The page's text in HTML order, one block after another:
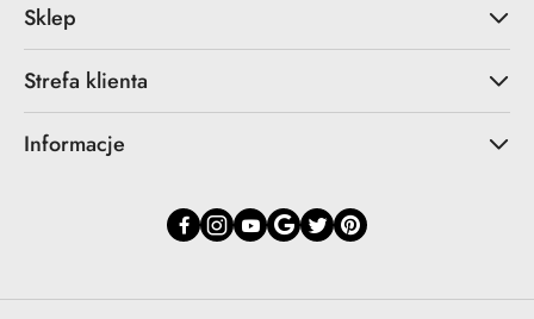
Sklep
Strefa klienta
Informacje